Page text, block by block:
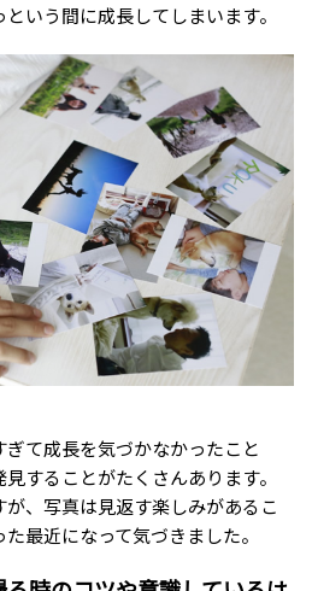
いう間に成長してしまいます。
て成長を気づかなかったこと
することがたくさんあります。
、写真は見返す楽しみがあるこ
最近になって気づきました。